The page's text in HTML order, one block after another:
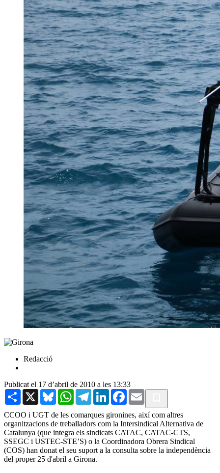
Redacció
Publicat el 17 d’abril de 2010 a les 13:33
Share X BlueskyWhatsAppTelegramLinkedInFacebook
Email
CCOO i UGT de les comarques gironines, així com altres
organitzacions de treballadors com la Intersindical Alternativa de
Catalunya (que integra els sindicats CATAC, CATAC-CTS,
SSEGC i USTEC-STE’S) o la Coordinadora Obrera Sindical
(COS) han donat el seu suport a la consulta sobre la independència
del proper 25 d'abril a Girona.